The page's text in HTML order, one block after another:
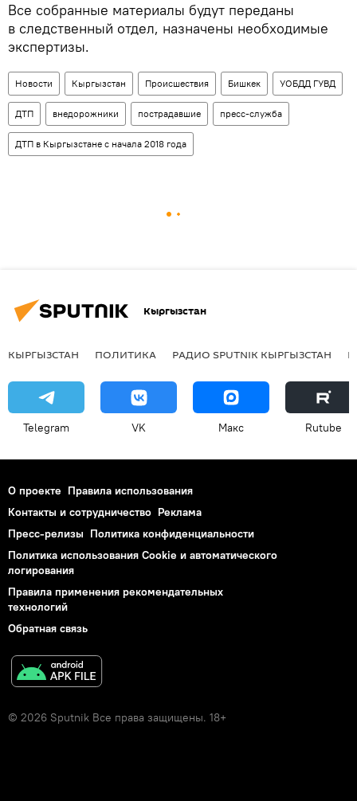
Все собранные материалы будут переданы
в следственный отдел, назначены необходимые
экспертизы.
Новости Кыргызстан Происшествия Бишкек УОБДД ГУВД
ДТП внедорожники пострадавшие пресс-служба
ДТП в Кыргызстане с начала 2018 года
Кыргызстан
КЫРГЫЗСТАН ПОЛИТИКА РАДИО SPUTNIK КЫРГЫЗСТАН
Telegram VK Макс Rutube
О проекте Правила использования
Контакты и сотрудничество Реклама
Пресс-релизы Политика конфиденциальности
Политика использования Cookie и автоматического
логирования
Правила применения рекомендательных
технологий
Обратная связь
© 2026 Sputnik Все права защищены. 18+